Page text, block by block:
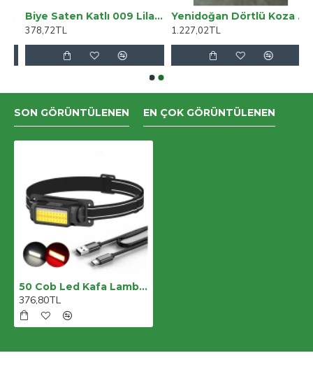
Biye Saten Katlı 009 Lila 2 Cm 25 Metre %100 Polyester
378,72TL
Yenidoğan Dörtlü Koza Dantelli Kız Kundak Bebek Battaniyesi
1.227,02TL
SON GÖRÜNTÜLENEN EN ÇOK GÖRÜNTÜLENEN
50 Cob Led Kafa Lambası Wt-650
376,80TL